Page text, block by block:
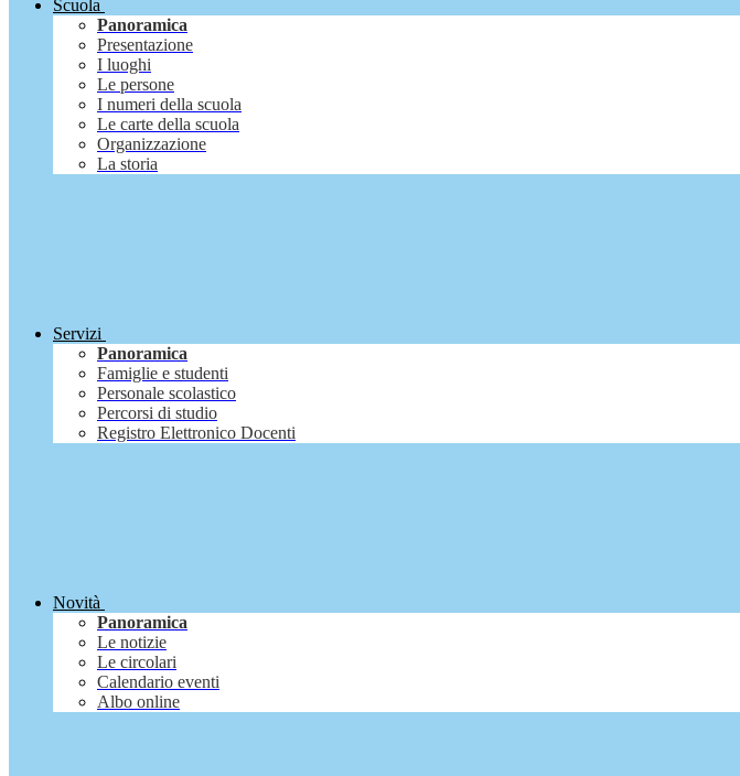
Scuola
Panoramica
Presentazione
I luoghi
Le persone
I numeri della scuola
Le carte della scuola
Organizzazione
La storia
Servizi
Panoramica
Famiglie e studenti
Personale scolastico
Percorsi di studio
Registro Elettronico Docenti
Novità
Panoramica
Le notizie
Le circolari
Calendario eventi
Albo online